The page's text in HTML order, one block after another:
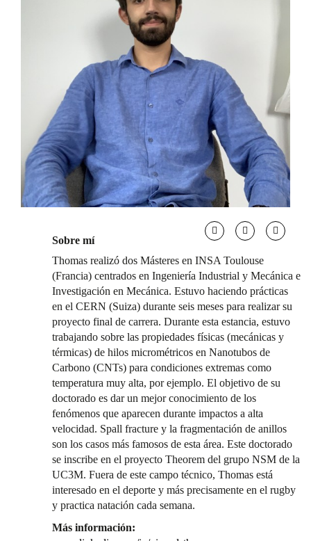
Sobre mí
Thomas realizó dos Másteres en INSA Toulouse
(Francia) centrados en Ingeniería Industrial y Mecánica e
Investigación en Mecánica. Estuvo haciendo prácticas
en el CERN (Suiza) durante seis meses para realizar su
proyecto final de carrera. Durante esta estancia, estuvo
trabajando sobre las propiedades físicas (mecánicas y
térmicas) de hilos micrométricos en Nanotubos de
Carbono (CNTs) para condiciones extremas como
temperatura muy alta, por ejemplo. El objetivo de su
doctorado es dar un mejor conocimiento de los
fenómenos que aparecen durante impactos a alta
velocidad. Spall fracture y la fragmentación de anillos
son los casos más famosos de esta área. Este doctorado
se inscribe en el proyecto Theorem del grupo NSM de la
UC3M. Fuera de este campo técnico, Thomas está
interesado en el deporte y más precisamente en el rugby
y practica natación cada semana.
Más información: